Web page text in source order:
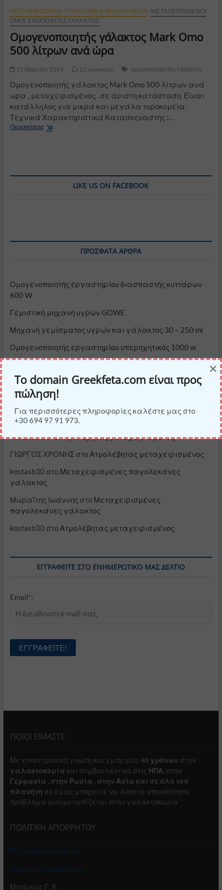
ΜΕΤΑΧΕΙΡΙΣΜΈΝΑ ΤΥΡΟΚΟΜΙΚΆ ΜΗΧΑΝΉΜΑΤΑ
ΜΕΤΑΧΕΙΡΙΣΜΈΝΟΙ
ΟΜΟΓΕΝΟΠΟΙΗΤΈΣ ΓΆΛΑΚΤΟΣ
Ομογενοποιητής γάλακτος Mark Omo
500 λίτρων ανά ώρα
31 Μαρτίου 2019 2 Comments ομογενοποιητής γάλακτος
Ομογενοποιητής γάλακτος Mark Omo 500 λίτρων ανά
ωρα , μεταχειρισμένος , σε άριστη κατάσταση. Είναι
κατάλληλος για μικρά και μεγάλα τυροκομεία.
Τεχνικά Χαρακτηριστικά Κατασκευαστής :…
ΠερισσότεραΟμογενοποιητής
LIKE US ON FACEBOOK
ΠΡΌΣΦΑΤΑ ΆΡΘΡΑ
Ομογενοποιητής εργαστηρίου διασπαστής κυττάρων
600 W
Γεμιστική μηχανή υγρών GOWE
Μηχανή γεμίσματος υγρών και γάλακτος 30 – 250 ml
Ομογενοποιητής εργαστηρίου υπερηχητικός 1000 w
kostasb30στοΑτμολέβητας μεταχειρισμένος
ΓΙΩΡΓΟΣ ΧΡΟΝΗΣστο Ατμολέβητας μεταχειρισμένος
kostasb30 στο Μεταχειρισμένες παγολεκάνες
γάλακτος
Μωραΐτης Ιωάννης στο Μεταχειρισμένες
παγολεκάνες γάλακτος
kostasb30 στο Ατμολέβητας μεταχειρισμένος
ΕΓΓΡΑΦΕΊΤΕ ΣΤΟ ΕΝΗΜΕΡΩΤΙΚΌ ΜΑΣ ΔΕΛΤΊΟ
Email*:
ΠΟΙΟΙ ΕΙΜΑΣΤΕ
Με επιστημονική γνώση και εμπειρία 40 χρόνων στην
γαλακτοκομία και συμβουλευτική στις ΗΠΑ, στην
Γερμανία , στην Ρωσία , στην Ασία και σε όλο τον
πλανήτη σε εμάς μπορείτε να λύσετε οποιοδήποτε
πρόβλημα αντιμετωπίζεται στην γαλακτοκομία
ΠΟΛΙΤΙΚΗ ΑΠΟΡΡΗΤΟΥ
Πολιτική απορρήτου
Όροι & προϋποθέσεις
Μπάρκας Γ. Κ
Το domain Greekfeta.com είναι προς
πώληση!
Για περισσότερες πληροφορίες καλέστε μας στο
+30 694 97 91 973.
×